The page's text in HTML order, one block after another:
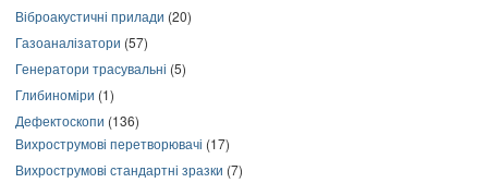
Віброакустичні прилади (20)
Газоаналізатори (57)
Генератори трасувальні (5)
Глибиноміри (1)
Дефектоскопи (136)
Вихрострумові перетворювачі (17)
Вихрострумові стандартні зразки (7)